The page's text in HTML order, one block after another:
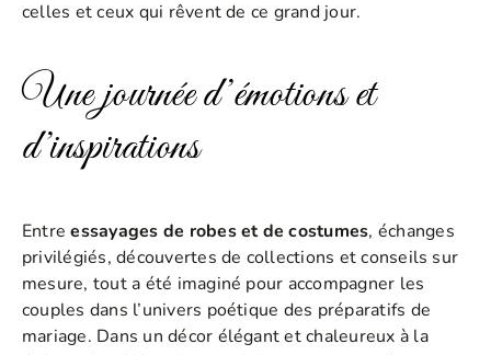
celles et ceux qui rêvent de ce grand jour.
Une journée d’émotions et
d’inspirations
Entreessayages de robes et de costumes, échanges
privilégiés, découvertes de collections et conseils sur
mesure, tout a été imaginé pour accompagner les
couples dans l’univers poétique des préparatifs de
mariage. Dans un décor élégant et chaleureux à la